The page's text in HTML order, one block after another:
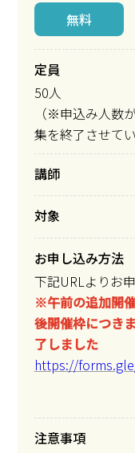
無料
定員
50人
（※申込み人数
集を終了させて
講師
対象
お申し込み方法
下記URLよりお
※午前の追加開
後開催枠につき
了しました
https://
注意事項